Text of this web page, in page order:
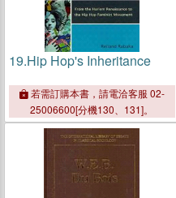
19.Hip Hop's Inheritance
若需訂購本書，請電洽客服 02-
25006600[分機130、131]。